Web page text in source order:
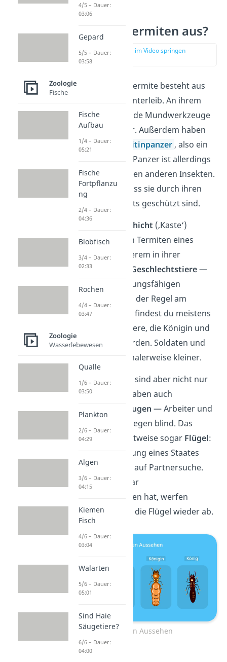
Wie sehen Termiten aus?
zur Stelle im Video springen
Der Körper einer Termite besteht aus
Kopf, Brust und Hinterleib. An ihrem
Kopf sitzen beißende Mundwerkzeuge
und ein Fühlerpaar. Außerdem haben
Termiten einen
Chitinpanzer , also ein
Außenskelett. Der Panzer ist allerdings
weicher als bei vielen anderen Insekten.
Das liegt daran, dass sie durch ihren
Termitenbau bereits geschützt sind.
sozialer Schicht (‚Kaste‘)
unterscheiden sich Termiten eines
Staates unter anderem in ihrer
Körpergröße. Die
Geschlechtstiere—
also die fortpflanzungsfähigen
Termiten — sind in der Regel am
größten. Pro Staat findest du meistens
zwei Geschlechtstiere, die Königin und
König genannt werden. Soldaten und
Arbeiter sind normalerweise kleiner.
Königin und König sind aber nicht nur
größer, sondern haben auch
funktionierende
Augen — Arbeiter und
Soldaten sind hingegen blind. Das
Königspaar hat zeitweise sogar Flügel:
vor der Neugründung eines Staates
sind sie in der Luft auf Partnersuche.
Sobald sich ein Paar
zusammengefunden hat, werfen
beide kurz danach die Flügel wieder ab.
Termiten Aussehen
4/5 – Dauer:
03:06
Gepard
5/5 – Dauer:
03:58
Zoologie
Fische
Fische
Aufbau
1/4 – Dauer:
05:21
Fische
Fortpflanzu
ng
2/4 – Dauer:
04:36
Blobfisch
3/4 – Dauer:
02:33
Rochen
4/4 – Dauer:
03:47
Zoologie
Wasserlebewesen
Qualle
1/6 – Dauer:
03:50
Plankton
2/6 – Dauer:
04:29
Algen
3/6 – Dauer:
04:15
Kiemen
Fisch
4/6 – Dauer:
03:04
Walarten
5/6 – Dauer:
05:01
Sind Haie
Säugetiere?
6/6 – Dauer:
04:00